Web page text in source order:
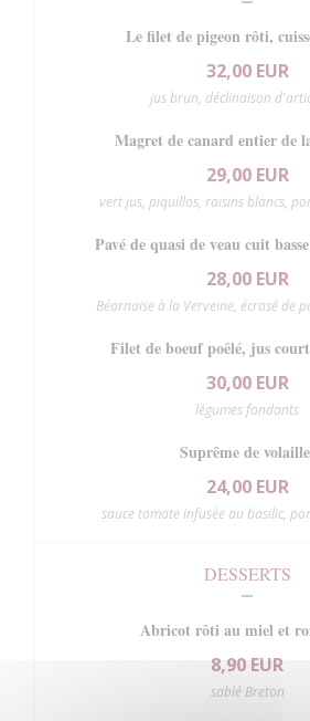
Le filet de pigeon rôti,
32,00 EUR
jus brun, déclinaison
Magret de canard entier de
29,00 EUR
vert jus, piquillos, raisins blancs,
Pavé de quasi de veau cuit
28,00 EUR
Béarnaise à la Verveine, écrasé de
Filet de boeuf poêlé, jus
30,00 EUR
légumes fondants
Suprême de
24,00 EUR
sauce tomate infusée au basilic,
DESSERTS
Abricot rôti au miel et
8,90 EUR
sablé Breton